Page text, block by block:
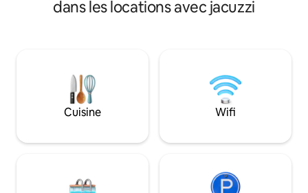
lattes en bois offrent de l'intimité pour
seul étage, conçue avec des matériaux
durables et une simplicité sophistiquée.
Le cœur central et les suites de
chambres à chaque coin offrent un
recherchent à la fois la convivialité et
Oura. Piscine
PS4 PRO - Table
Connexion Internet
jeux : billard, jeu
SALLE DE
chauffée* eau à
dans les locations avec jacuzzi
Cuisine Wifi